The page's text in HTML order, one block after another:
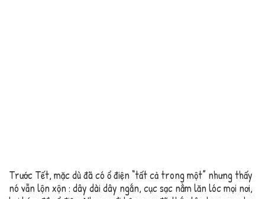
Trước Tết, mặc dù đã có ổ điện “tất cả trong một” nhưng thấy
nó vẫn lộn xộn : dây dài dây ngắn, cục sạc nằm lăn lóc mọi nơi,